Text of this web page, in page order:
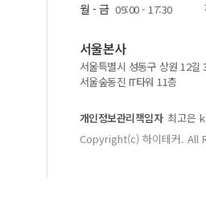
월 - 금 09:00 - 17:30
서울본사
서울특별시 성동구 상원 12길
서울숲동진 IT타워 11층
개인정보관리책임자 최고은
Copyright(c) 하이테커.